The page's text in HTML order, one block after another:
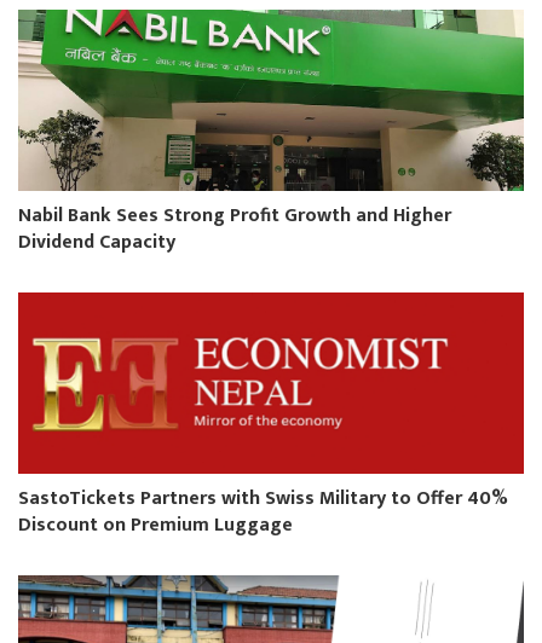
Nabil Bank Sees Strong Profit Growth and Higher
Dividend Capacity
SastoTickets Partners with Swiss Military to Offer 40%
Discount on Premium Luggage